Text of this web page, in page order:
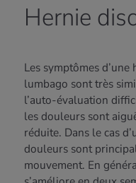
Hernie
EN SAVOIR PLUS
Les symptômes d’une
lumbago sont très
l’auto-évaluation
les douleurs sont
réduite. Dans le cas
douleurs sont
mouvement. En